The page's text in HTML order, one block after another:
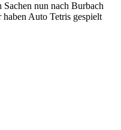
nun nach Burbach
Auto Tetris gespielt